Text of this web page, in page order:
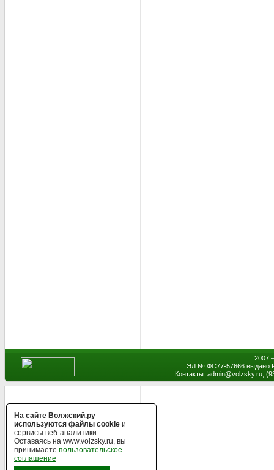
2007
ЭЛ № ФС77-57666 выдано
Контакты: admin@volzsky.ru,
На сайте Волжский.ру
используются файлы cookie и
сервисы веб-аналитики
Оставаясь на www.volzsky.ru, вы
принимаете пользовательское
соглашение